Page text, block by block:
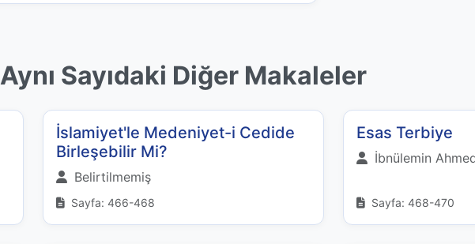
Aynı Sayıdaki Diğer Makaleler
İslamiyet'le Medeniyet-i Cedide
Birleşebilir Mi?
Belirtilmemiş
Sayfa: 466-468
Esas Terbiye
İbnülemin
Sayfa: 468-470